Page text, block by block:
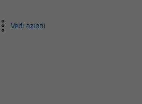
Vedi azioni